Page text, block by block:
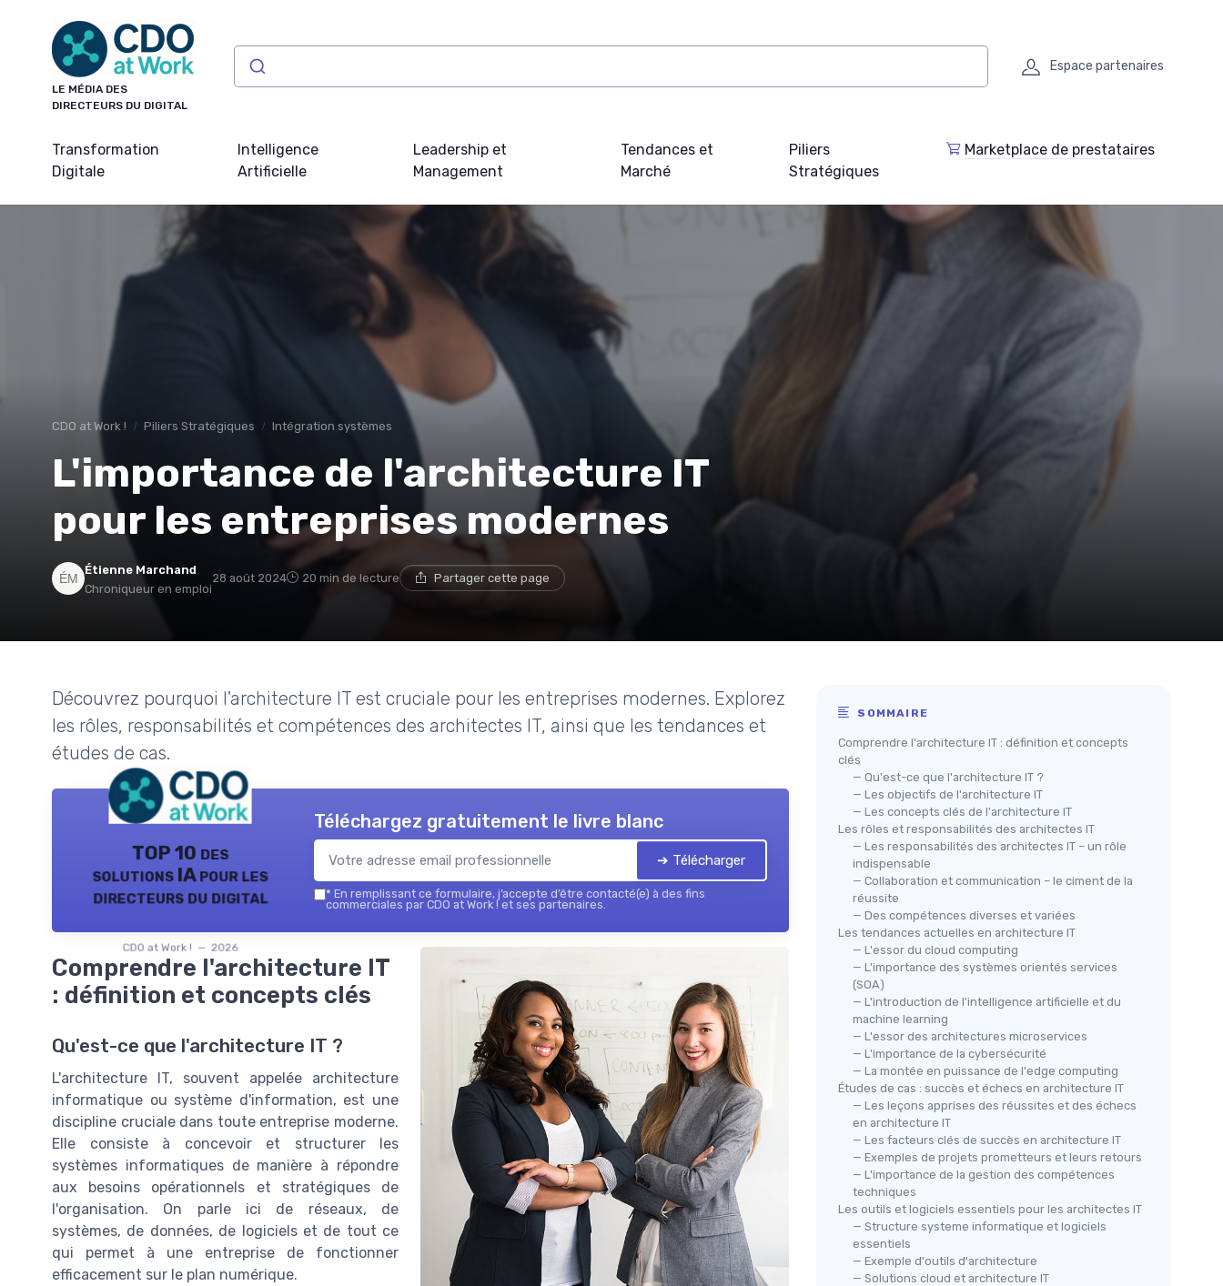
LE MÉDIA DES
DIRECTEURS DU DIGITAL
Espace partenaires
Transformation
Digitale
Intelligence
Artificielle
Leadership et
Management
Tendances et
Marché
Piliers
Stratégiques
Marketplace de prestataires
CDO at Work ! Piliers Stratégiques Intégration systèmes
L'importance de l'architecture IT
pour les entreprises modernes
Étienne Marchand
Chroniqueur en emploi
28 août 2024 20 min de lecture Partager cette page
Découvrez pourquoi l'architecture IT est cruciale pour les entreprises modernes. Explorez
les rôles, responsabilités et compétences des architectes IT, ainsi que les tendances et
études de cas.
TOP 10 des
solutions IA pour les
directeurs du digital
CDO at Work ! — 2026
Téléchargez gratuitement le livre blanc
➔ Télécharger
* En remplissant ce formulaire, j’accepte d’être contacté(e) à des fins
commerciales par CDO at Work ! et ses partenaires.
Comprendre l'architecture IT
: définition et concepts clés
Qu'est-ce que l'architecture IT ?
L'architecture IT, souvent appelée architecture
informatique ou système d'information, est une
discipline cruciale dans toute entreprise moderne.
Elle consiste à concevoir et structurer les
systèmes informatiques de manière à répondre
aux besoins opérationnels et stratégiques de
l'organisation. On parle ici de réseaux, de
systèmes, de données, de logiciels et de tout ce
qui permet à une entreprise de fonctionner
efficacement sur le plan numérique.
SOMMAIRE
Comprendre l'architecture IT : définition et concepts
clés
— Qu'est-ce que l'architecture IT ?
— Les objectifs de l'architecture IT
— Les concepts clés de l'architecture IT
Les rôles et responsabilités des architectes IT
— Les responsabilités des architectes IT – un rôle
indispensable
— Collaboration et communication – le ciment de la
réussite
— Des compétences diverses et variées
Les tendances actuelles en architecture IT
— L'essor du cloud computing
— L'importance des systèmes orientés services
(SOA)
— L'introduction de l'intelligence artificielle et du
machine learning
— L'essor des architectures microservices
— L'importance de la cybersécurité
— La montée en puissance de l'edge computing
Études de cas : succès et échecs en architecture IT
— Les leçons apprises des réussites et des échecs
en architecture IT
— Les facteurs clés de succès en architecture IT
— Exemples de projets prometteurs et leurs retours
— L'importance de la gestion des compétences
techniques
Les outils et logiciels essentiels pour les architectes IT
— Structure systeme informatique et logiciels
essentiels
— Exemple d'outils d'architecture
— Solutions cloud et architecture IT